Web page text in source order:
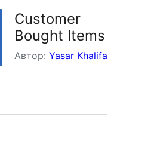
Customer
Bought Items
Автор: Yasar Khalifa